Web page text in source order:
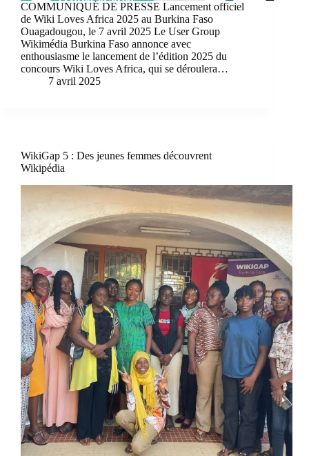
COMMUNIQUÉ DE PRESSE Lancement officiel
de Wiki Loves Africa 2025 au Burkina Faso
Ouagadougou, le 7 avril 2025 Le User Group
Wikimédia Burkina Faso annonce avec
enthousiasme le lancement de l’édition 2025 du
concours Wiki Loves Africa, qui se déroulera…
7 avril 2025
WikiGap 5 : Des jeunes femmes découvrent
Wikipédia